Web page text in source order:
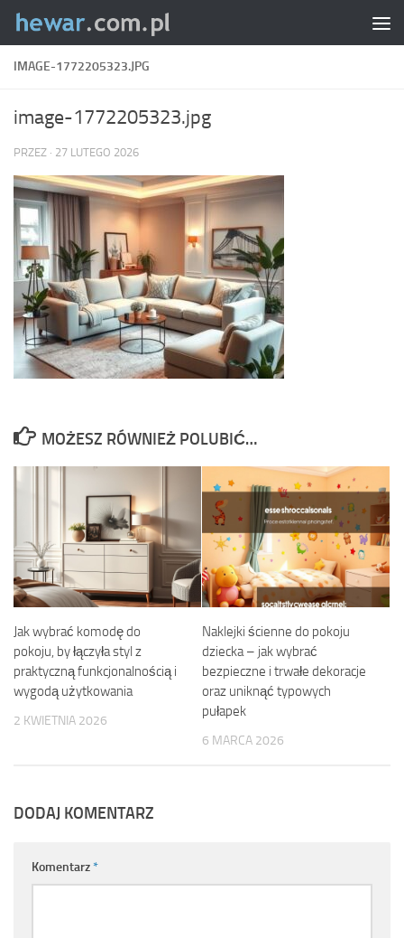
Skip to content
IMAGE-1772205323.JPG
image-1772205323.jpg
PRZEZ · 27 LUTEGO 2026
MOŻESZ RÓWNIEŻ POLUBIĆ…
Jak wybrać komodę do
pokoju, by łączyła styl z
praktyczną funkcjonalnością i
wygodą użytkowania
2 KWIETNIA 2026
Naklejki ścienne do pokoju
dziecka – jak wybrać
bezpieczne i trwałe dekoracje
oraz uniknąć typowych
pułapek
6 MARCA 2026
DODAJ KOMENTARZ
Komentarz*